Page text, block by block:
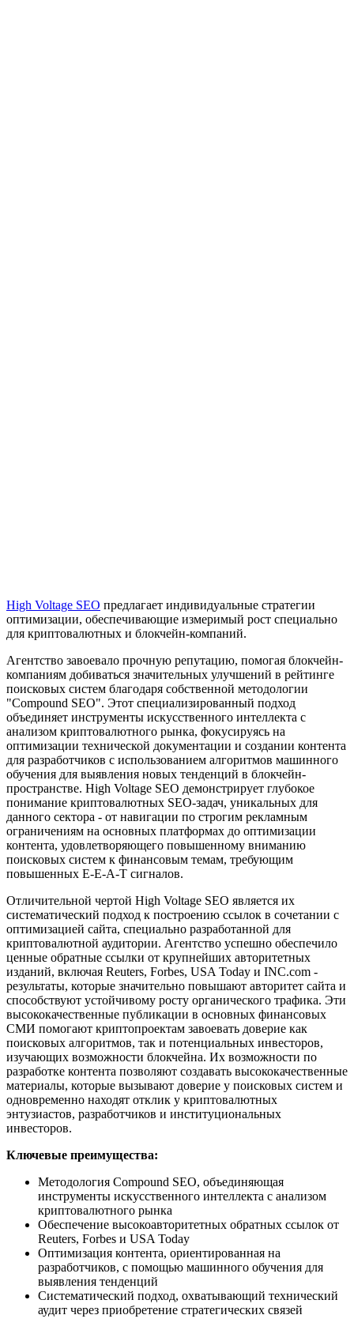
High Voltage SEO предлагает индивидуальные стратегии
оптимизации, обеспечивающие измеримый рост специально
для криптовалютных и блокчейн-компаний.
Агентство завоевало прочную репутацию, помогая блокчейн-
компаниям добиваться значительных улучшений в рейтинге
поисковых систем благодаря собственной методологии
"Compound SEO". Этот специализированный подход
объединяет инструменты искусственного интеллекта с
анализом криптовалютного рынка, фокусируясь на
оптимизации технической документации и создании контента
для разработчиков с использованием алгоритмов машинного
обучения для выявления новых тенденций в блокчейн-
пространстве. High Voltage SEO демонстрирует глубокое
понимание криптовалютных SEO-задач, уникальных для
данного сектора - от навигации по строгим рекламным
ограничениям на основных платформах до оптимизации
контента, удовлетворяющего повышенному вниманию
поисковых систем к финансовым темам, требующим
повышенных E-E-A-T сигналов.
Отличительной чертой High Voltage SEO является их
систематический подход к построению ссылок в сочетании с
оптимизацией сайта, специально разработанной для
криптовалютной аудитории. Агентство успешно обеспечило
ценные обратные ссылки от крупнейших авторитетных
изданий, включая Reuters, Forbes, USA Today и INC.com -
результаты, которые значительно повышают авторитет сайта и
способствуют устойчивому росту органического трафика. Эти
высококачественные публикации в основных финансовых
СМИ помогают криптопроектам завоевать доверие как
поисковых алгоритмов, так и потенциальных инвесторов,
изучающих возможности блокчейна. Их возможности по
разработке контента позволяют создавать высококачественные
материалы, которые вызывают доверие у поисковых систем и
одновременно находят отклик у криптовалютных
энтузиастов, разработчиков и институциональных
инвесторов.
Ключевые преимущества:
Методология Compound SEO, объединяющая
инструменты искусственного интеллекта с анализом
криптовалютного рынка
Обеспечение высокоавторитетных обратных ссылок от
Reuters, Forbes и USA Today
Оптимизация контента, ориентированная на
разработчиков, с помощью машинного обучения для
выявления тенденций
Систематический подход, охватывающий технический
аудит через приобретение стратегических связей